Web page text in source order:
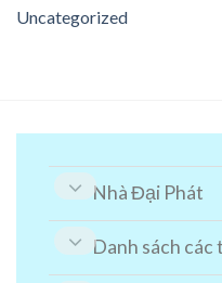
Uncategorized
Nhà Đại Phát
Danh sách các